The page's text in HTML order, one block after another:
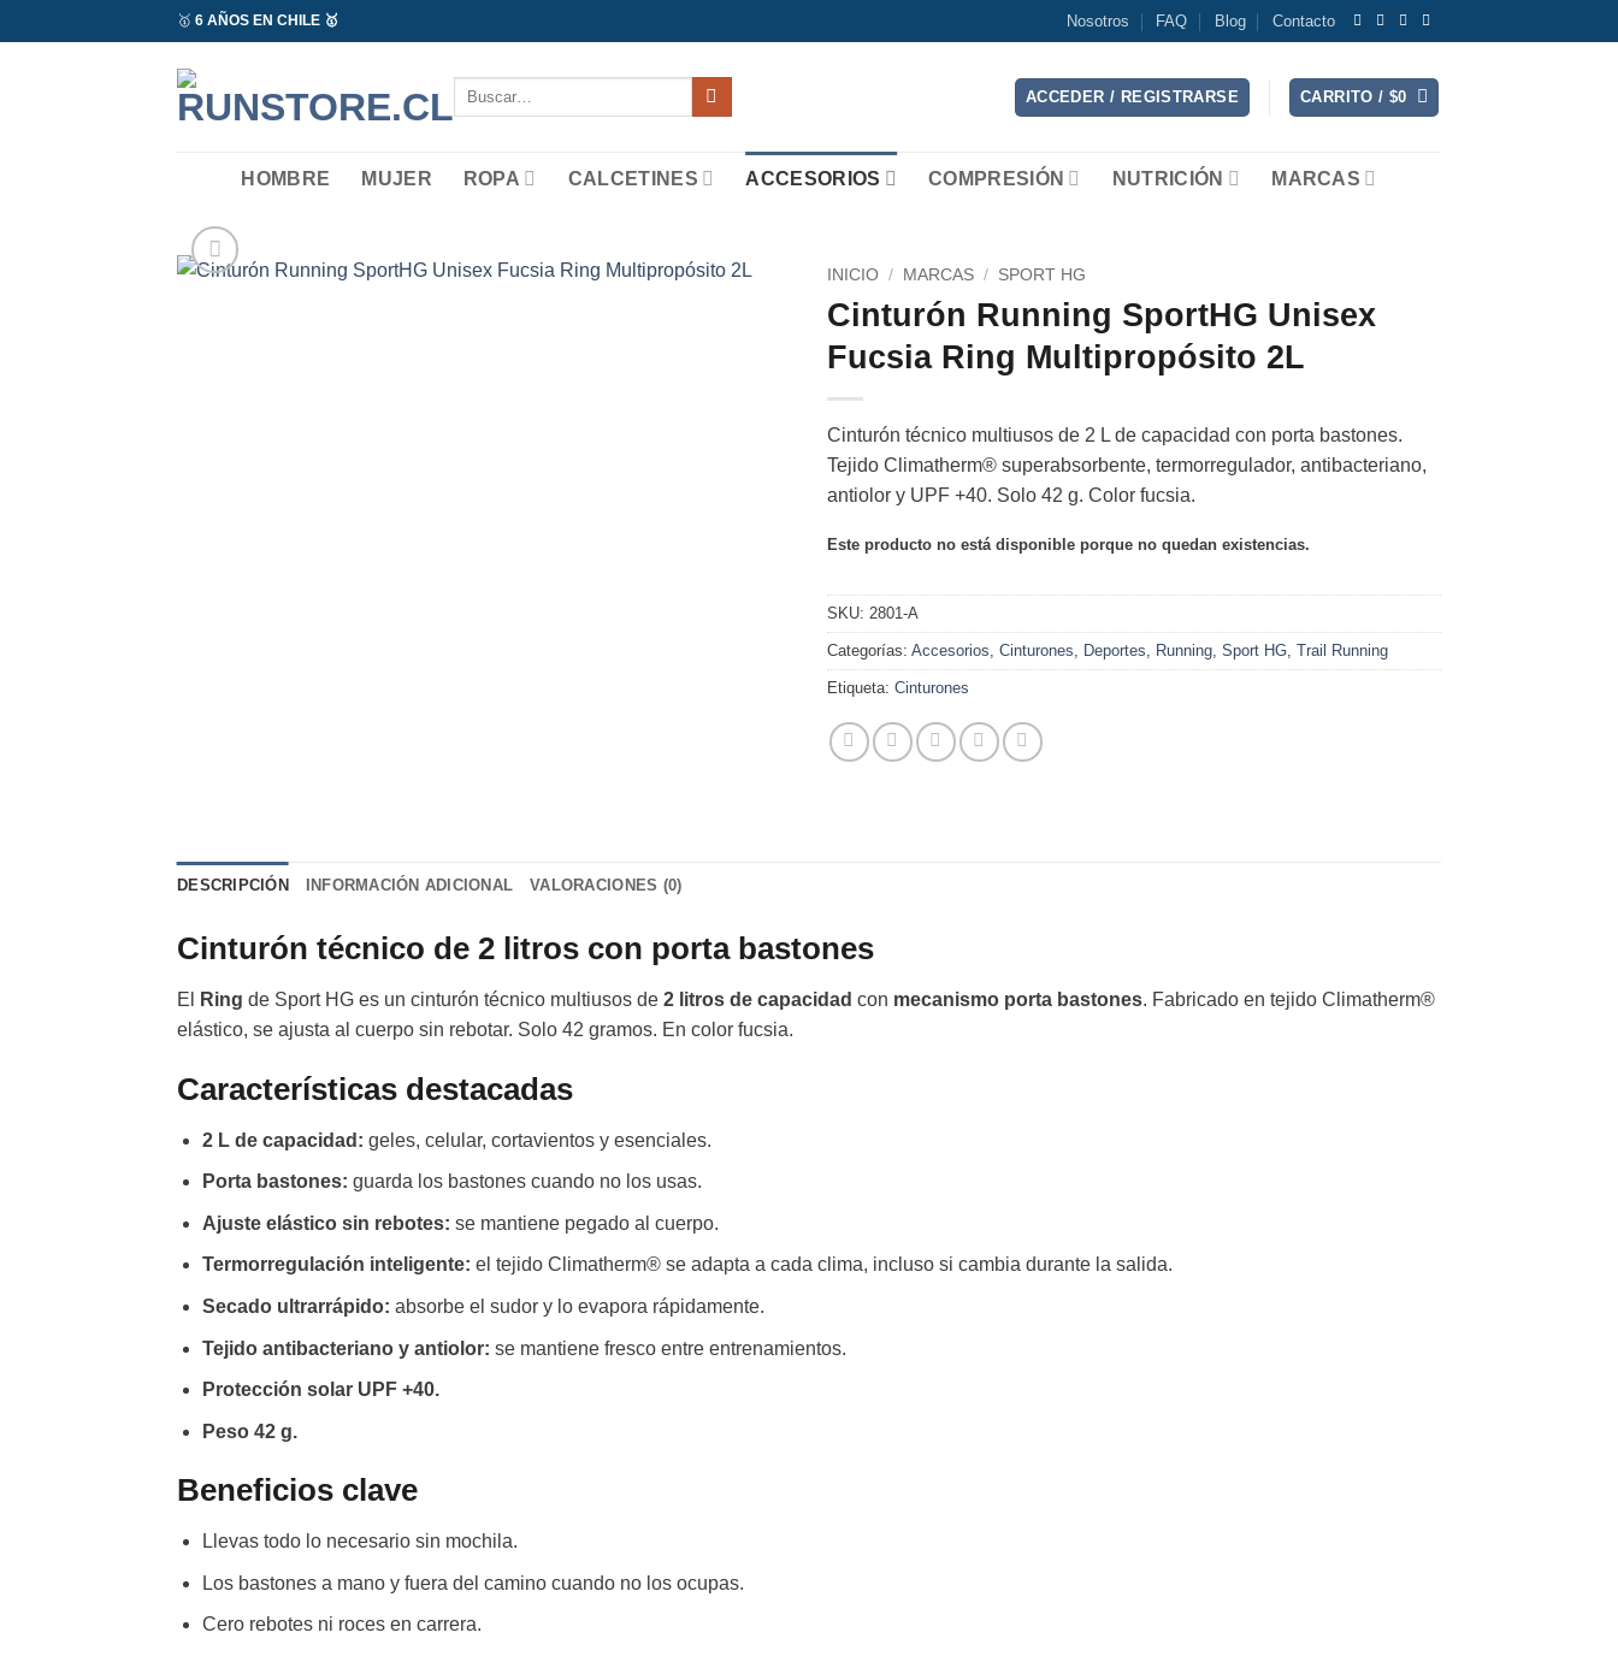
al
🥇 6 AÑOS EN CHILE 🥇 Nosotros FAQ Blog Contacto
Buscar
ACCEDER / REGISTRARSE CARRITO / $0
HOMBRE MUJER ROPA CALCETINES ACCESORIOS COMPRESIÓN NUTRICIÓN MARCAS
INICIO / MARCAS / SPORT HG
Cinturón Running SportHG Unisex
Fucsia Ring Multipropósito 2L
Cinturón técnico multiusos de 2 L de capacidad con porta bastones.
Tejido Climatherm® superabsorbente, termorregulador, antibacteriano,
antiolor y UPF +40. Solo 42 g. Color fucsia.
Este producto no está disponible porque no quedan existencias.
SKU: 2801-A
Categorías: Accesorios, Cinturones, Deportes, Running, Sport HG, Trail Running
Etiqueta: Cinturones
DESCRIPCIÓN INFORMACIÓN ADICIONAL VALORACIONES (0)
Cinturón técnico de 2 litros con porta bastones
El Ring de Sport HG es un cinturón técnico multiusos de 2 litros de capacidad con mecanismo porta bastones. Fabricado en tejido Climatherm®
elástico, se ajusta al cuerpo sin rebotar. Solo 42 gramos. En color fucsia.
Características destacadas
2 L de capacidad: geles, celular, cortavientos y esenciales.
Porta bastones: guarda los bastones cuando no los usas.
Ajuste elástico sin rebotes: se mantiene pegado al cuerpo.
Termorregulación inteligente: el tejido Climatherm® se adapta a cada clima, incluso si cambia durante la salida.
Secado ultrarrápido: absorbe el sudor y lo evapora rápidamente.
Tejido antibacteriano y antiolor: se mantiene fresco entre entrenamientos.
Protección solar UPF +40.
Peso 42 g.
Beneficios clave
Llevas todo lo necesario sin mochila.
Los bastones a mano y fuera del camino cuando no los ocupas.
Cero rebotes ni roces en carrera.